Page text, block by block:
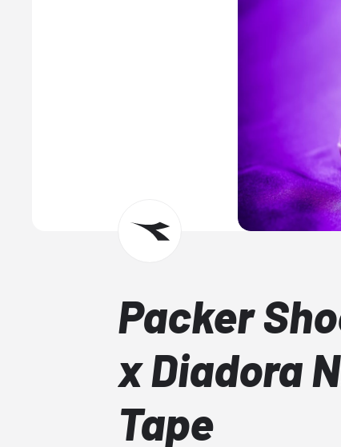
Packer
x Diadora
Tape